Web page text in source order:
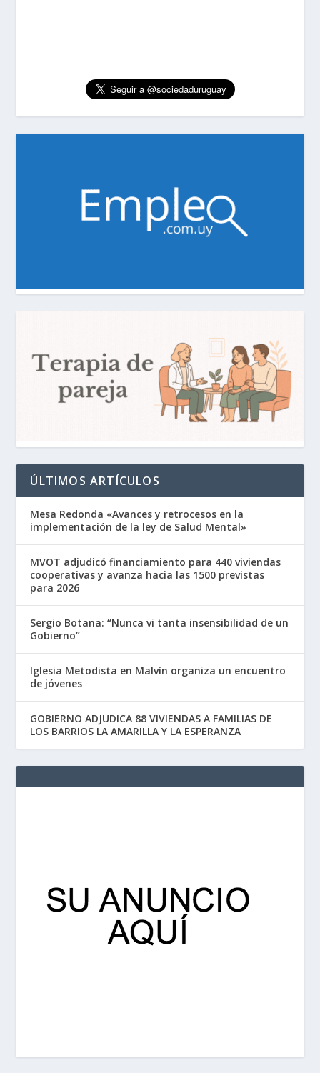
ÚLTIMOS ARTÍCULOS
Mesa Redonda «Avances y retrocesos en la
implementación de la ley de Salud Mental»
MVOT adjudicó financiamiento para 440 viviendas
cooperativas y avanza hacia las 1500 previstas
para 2026
Sergio Botana: “Nunca vi tanta insensibilidad de un
Gobierno”
Iglesia Metodista en Malvín organiza un encuentro
de jóvenes
GOBIERNO ADJUDICA 88 VIVIENDAS A FAMILIAS DE
LOS BARRIOS LA AMARILLA Y LA ESPERANZA